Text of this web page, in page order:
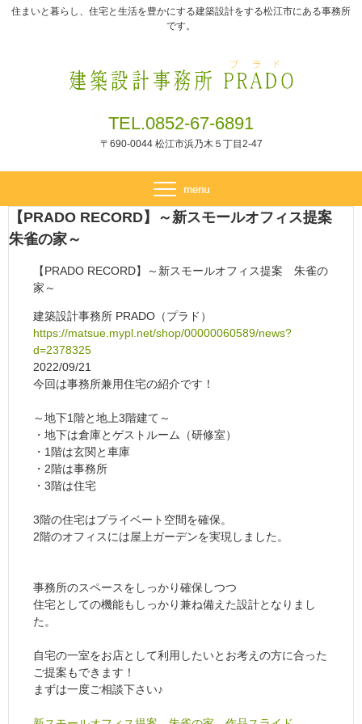
住まいと暮らし、住宅と生活を豊かにする建築設計をする松江市にある事務所
です。
TEL.0852-67-6891
〒690-0044 松江市浜乃木５丁目2-47
【PRADO RECORD】～新スモールオフィス提案
朱雀の家～
【PRADO RECORD】～新スモールオフィス提案 朱雀の
家～
建築設計事務所 PRADO（プラド）
https://matsue.mypl.net/shop/00000060589/news?
d=2378325
2022/09/21
今回は事務所兼用住宅の紹介です！
～地下1階と地上3階建て～
・地下は倉庫とゲストルーム（研修室）
・1階は玄関と車庫
・2階は事務所
・3階は住宅
3階の住宅はプライベート空間を確保。
2階のオフィスには屋上ガーデンを実現しました。
事務所のスペースをしっかり確保しつつ
住宅としての機能もしっかり兼ね備えた設計となりまし
た。
自宅の一室をお店として利用したいとお考えの方に合った
ご提案もできます！
まずは一度ご相談下さい♪